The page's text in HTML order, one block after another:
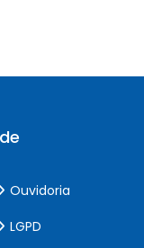
Ouvidoria
LGPD